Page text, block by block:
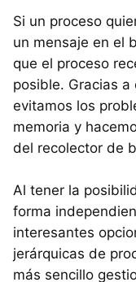
Si un proceso
un mensaje en el
que el proceso
posible. Gracias
evitamos los
memoria y
del recolector de
Al tener la
forma
interesantes
jerárquicas de
más sencillo